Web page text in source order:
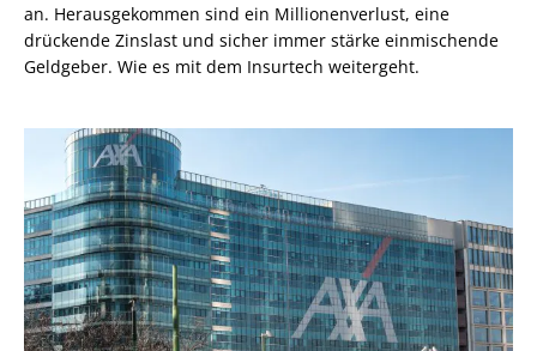
an. Herausgekommen sind ein Millionenverlust, eine
drückende Zinslast und sicher immer stärke einmischende
Geldgeber. Wie es mit dem Insurtech weitergeht.